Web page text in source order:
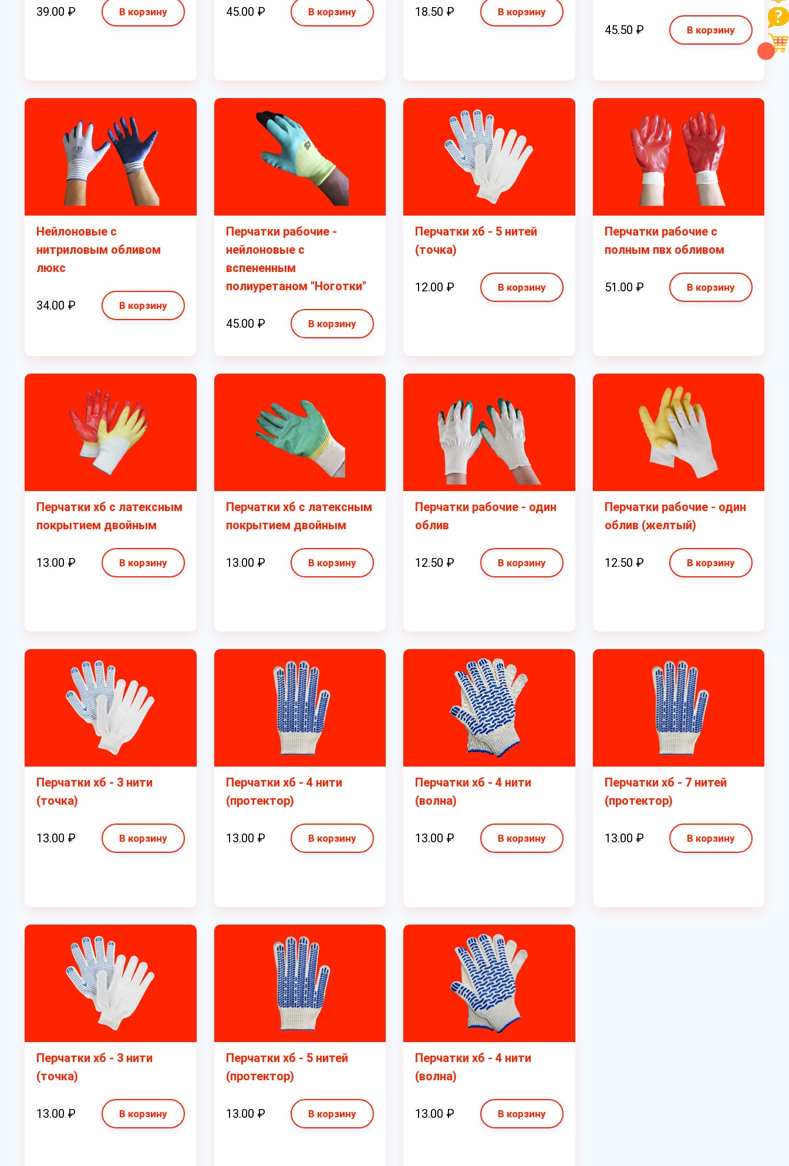
39.00 ₽ В корзину 45.00 ₽ В корзину 18.50 ₽ В корзину
45.50 ₽ В корзину
Нейлоновые с
нитриловым обливом
люкс
34.00 ₽ В корзину
Перчатки рабочие -
нейлоновые с
вспененным
полиуретаном "Ноготки"
45.00 ₽ В корзину
Перчатки хб - 5 нитей
(точка)
12.00 ₽ В корзину
Перчатки рабочие с
полным пвх обливом
51.00 ₽ В корзину
Перчатки хб с латексным
покрытием двойным
13.00 ₽ В корзину
Перчатки хб с латексным
покрытием двойным
13.00 ₽ В корзину
Перчатки рабочие - один
облив
12.50 ₽ В корзину
Перчатки рабочие - один
облив (желтый)
12.50 ₽ В корзину
Перчатки хб - 3 нити
(точка)
13.00 ₽ В корзину
Перчатки хб - 4 нити
(протектор)
13.00 ₽ В корзину
Перчатки хб - 4 нити
(волна)
13.00 ₽ В корзину
Перчатки хб - 7 нитей
(протектор)
13.00 ₽ В корзину
Перчатки хб - 3 нити
(точка)
13.00 ₽ В корзину
Перчатки хб - 5 нитей
(протектор)
13.00 ₽ В корзину
Перчатки хб - 4 нити
(волна)
13.00 ₽ В корзину